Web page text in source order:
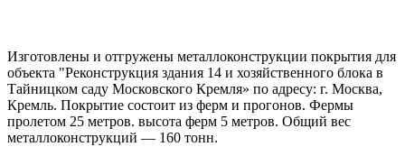
Изготовлены и отгружены металлоконструкции покрытия для
объекта "Реконструкция здания 14 и хозяйственного блока в
Тайницком саду Московского Кремля» по адресу: г. Москва,
Кремль. Покрытие состоит из ферм и прогонов. Фермы
пролетом 25 метров. высота ферм 5 метров. Общий вес
металлоконструкций — 160 тонн.